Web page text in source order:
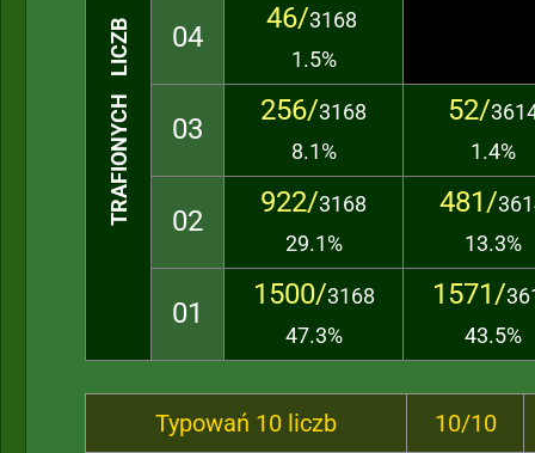
TRAFIONYCH LICZB 04
46/3168
1.5%
03
256/3168
8.1%
52/
1.4%
02
922/3168
29.1%
481/
13.3%
01
1500/3168
47.3%
1571/
43.5%
Typowań 10 liczb 10/10